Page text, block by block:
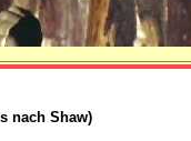
nach Shaw)